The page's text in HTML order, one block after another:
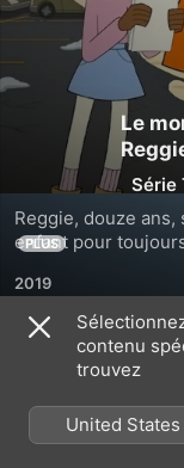
Le
Série
Reggie, douze
enfant pour
amis Todd et
PLUS
2019
Saison 1
contenu
trouvez
United States